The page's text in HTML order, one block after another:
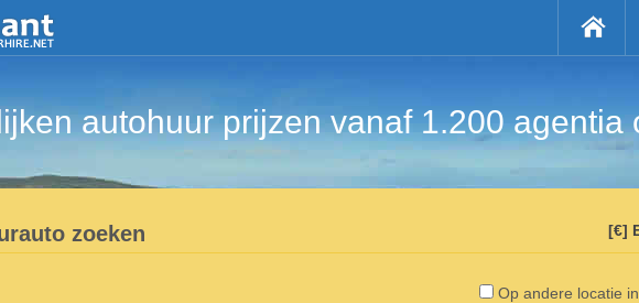
autohuur prijzen vanaf 1.200
Op andere locatie
zoeken